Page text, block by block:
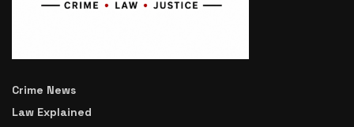
Crime News
Law Explained